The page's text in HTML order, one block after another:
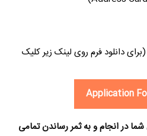
دانلود فرم روی لینک زیر کلیک
در انجام و به ثمر رساندن تمامی